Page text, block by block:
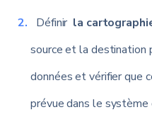
Définir la
source et la destination
données et vérifier que
prévue dans le système